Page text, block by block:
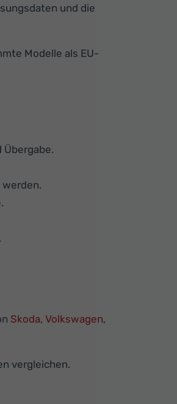
und die
Modelle als EU-
Skoda, Volkswagen,
vergleichen.